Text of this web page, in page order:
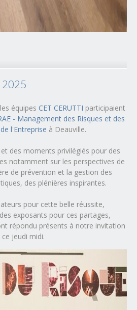
2025
équipes CET CERUTTI participaient
- Management des Risques et des
l'Entreprise à Deauville.
des moments privilégiés pour des
notamment sur les perspectives de
de prévention et la gestion des
des plénières inspirantes.
pour cette belle réussite,
exposants pour ces partages,
répondu présents à notre invitation
ce jeudi midi.